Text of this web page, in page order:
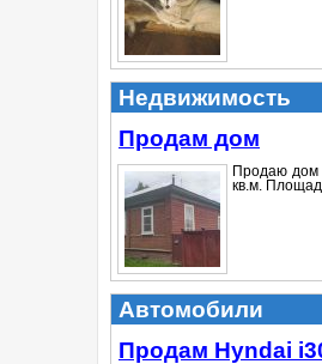
Недвижимость
Продам дом
Продаю дом
кв.м.
Автомобили
Продам Hyndai